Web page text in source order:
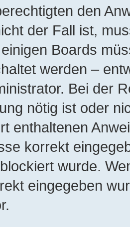
den
der Fall ist,
Boards
werden –
Bei der
nötig ist oder
enthaltenen
korrekt
wurde.
eingegeben